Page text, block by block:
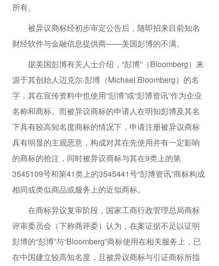
所有。
被异议商标经初步审定公告后，随即招来目前知名
财经软件与金融信息提供商——美国彭博的不满。
据美国彭博有关人士介绍，“彭博”（Bloomberg）来
源于其创始人迈克尔·彭博（Michael Bloomberg）的名
字，其在宣传资料中也使用“彭博”或“彭博资讯”作为企业
名称和商标。而被异议商标的申请人在明知彭博及其名
下具有较高知名度商标的情况下，申请注册被异议商标
具有明显的主观恶意，构成对其在先使用并有一定影响
的商标的抢注，同时被异议商标与其在9类上的第
3545109号和第41类上的3545441号“彭博资讯”商标构成
相同或类似商品或服务上的近似商标。
在商标异议复审阶段，国家工商行政管理总局商标
评审委员会（下称商评委）认为，在案证据不足以证明
彭博的“彭博”与“Bloomberg”商标使用在相关服务上，已
在中国建立较高知名度，且被异议商标与引证商标所指